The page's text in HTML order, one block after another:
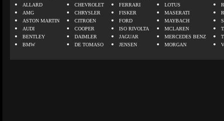
ALLARD
AMG
ASTON MARTIN
AUDI
BENTLEY
BMW
CHEVROLET
CHRYSLER
CITROEN
COOPER
DAIMLER
DE TOMASO
FERRARI
FISKER
FORD
ISO RIVOLTA
JAGUAR
JENSEN
LOTUS
MASERATI
MAYBACH
MCLAREN
MERCEDES BENZ
MORGAN